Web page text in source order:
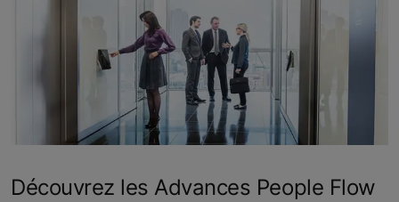
Découvrez les Advances People Flow